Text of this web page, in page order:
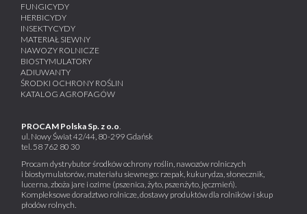
FUNGICYDY
HERBICYDY
INSEKTYCYDY
MATERIAŁ SIEWNY
NAWOZY ROLNICZE
BIOSTYMULATORY
ADIUWANTY
ŚRODKI OCHRONY ROŚLIN
KATALOG AGROFAGÓW
PROCAM Polska Sp. z o.o
ul. Nowy Świat 42/44, 80-299 Gdańsk
tel. 58 762 80 30
Procam dystrybutor środków ochrony roślin, nawozów rolniczych
i biostymulatorów, materiału siewnego: rzepak, kukurydza, słonecznik,
lucerna, zboża jare i ozime (pszenica, żyto, pszenżyto, jęczmień).
Kompleksowe doradztwo rolnicze, dostawy produktów dla rolników i skup
płodów rolnych.